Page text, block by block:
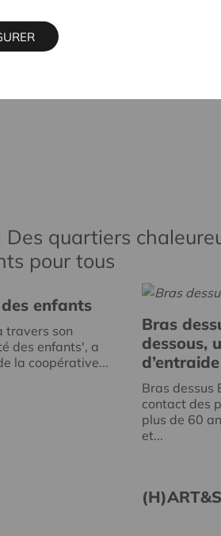
016 27 96 74
kris.debruyne@cera.coop
quartiers
pour tous
enfants
travers son
des enfants', a
la coopérative...
Bras
dessous,
Bras dessus
contact des
plus de 60
et...